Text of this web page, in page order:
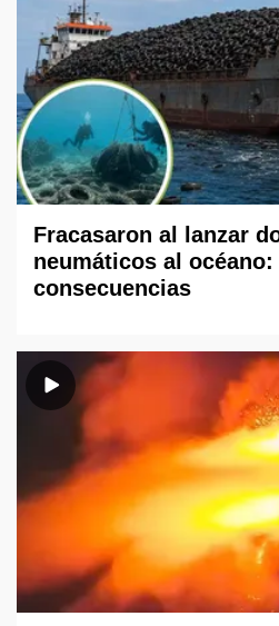
Fracasaron al lanzar
neumáticos al
consecuencias